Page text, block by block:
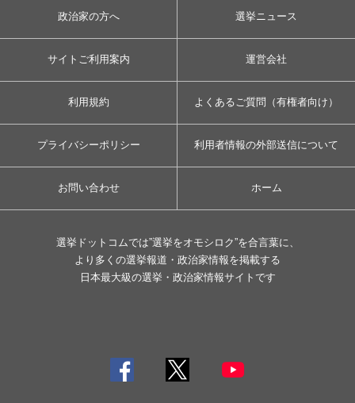
政治家の方へ 選挙ニュース
サイトご利用案内 運営会社
利用規約 よくあるご質問（有権者向け）
プライバシーポリシー 利用者情報の外部送信について
お問い合わせ ホーム
選挙ドットコムでは”選挙をオモシロク”を合言葉に、
より多くの選挙報道・政治家情報を掲載する
日本最大級の選挙・政治家情報サイトです